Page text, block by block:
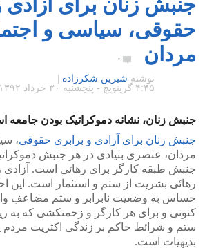
حقوقی، سیاسی و
مردان
۰
نوشته شیرین شکرزاده
۴:۴۵ گرينويچ - پنجشنبه ۳۰ خرداد ۱۳۹۲
جنبش زنان، نشانه دموکراتیک بودن جامعه
جنبش زنان برای آزادی و برابری حقوقی،
مردان، عنصری بنیادی در هر جنبش
جنبش طبقه کارگر برای رهائی است. آزادی
رهائی بشریت از ستم و استثمار است. این
حساس به وضعیت نابرابر و ستم مضاعفِ
کنونی و برای هر کارگر و زحمتکشی که به
ستم و شرائط حاکم بر زندگی اکثریت مردم
بدیهیات است.